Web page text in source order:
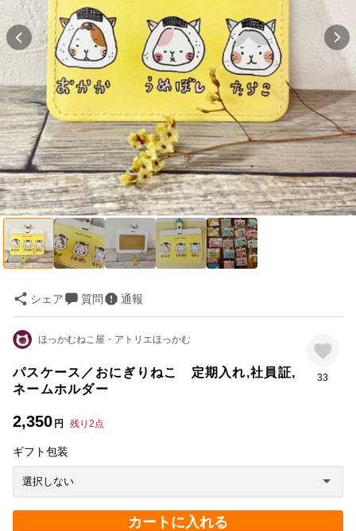
シェア 質問 通報
ほっかむねこ屋・アトリエほっかむ
パスケース／おにぎりねこ 定期入れ,社員証,
ネームホルダー
2,350 円 残り 2点
33
ギフト包装
カートに入れる